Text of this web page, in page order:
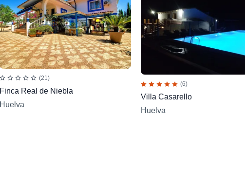
(21)
Finca Real de Niebla
Huelva
(6)
Villa Casarello
Huelva